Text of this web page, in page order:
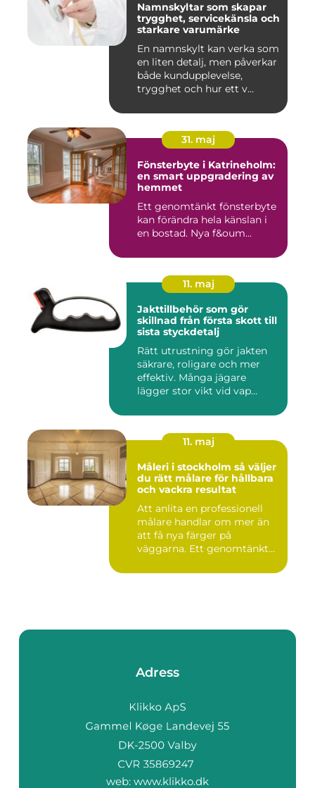
Namnskyltar som skapar
trygghet, servicekänsla och
starkare varumärke
En namnskylt kan verka som
en liten detalj, men påverkar
både kundupplevelse,
trygghet och hur ett v...
31. maj
Fönsterbyte i Katrineholm:
en smart uppgradering av
hemmet
Ett genomtänkt fönsterbyte
kan förändra hela känslan i
en bostad. Nya f&oum...
11. maj
Jakttillbehör som gör
skillnad från första skott till
sista styckdetalj
Rätt utrustning gör jakten
säkrare, roligare och mer
effektiv. Många jägare
lägger stor vikt vid vap...
11. maj
Måleri i stockholm så väljer
du rätt målare för hållbara
och vackra resultat
Att anlita en professionell
målare handlar om mer än
att få nya färger på
väggarna. Ett genomtänkt
Adress
web: www.klikko.dk